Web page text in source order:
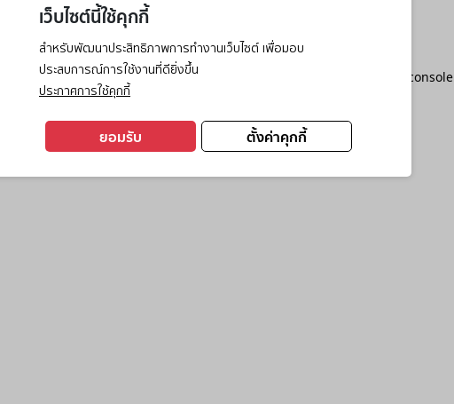
เว็บไซต์นี้ใช้คุกกี้
สำหรับพัฒนาประสิทธิภาพการทำงานเว็บไซต์ เพื่อมอบ
ประสบการณ์การใช้งานที่ดียิ่งขึ้น
ประกาศการใช้คุกกี้
ตั้งค่าคุกกี้
ยอมรับ
has occurred while loading browser console